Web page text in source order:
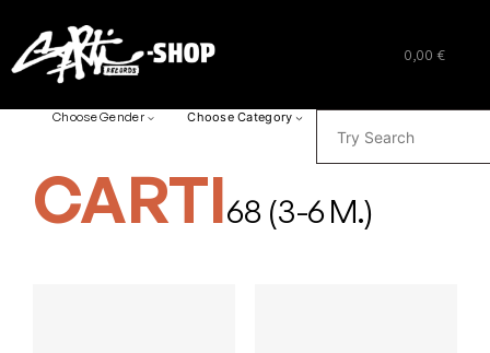
0,00 €
Choose Gender Choose Category
CARTI68 (3-6 M.)